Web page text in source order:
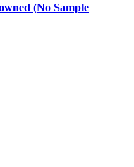
(No Sample